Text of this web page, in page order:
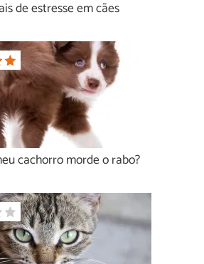
de estresse em cães
cachorro morde o rabo?